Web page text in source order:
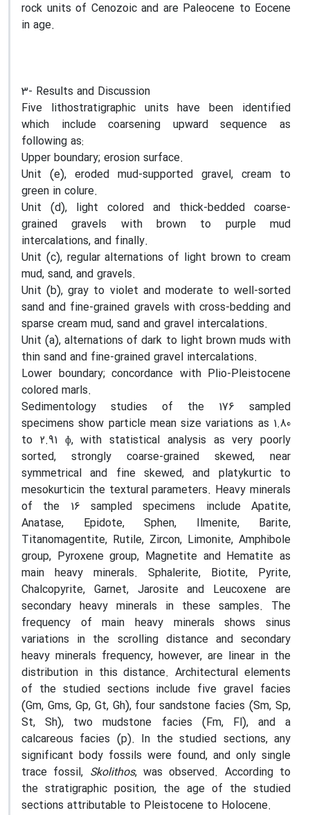
rock units of Cenozoic and are Paleocene to Eocene
in age.
3- Results and Discussion
Five lithostratigraphic units have been identified
which include coarsening upward sequence as
following as:
Upper boundary; erosion surface.
Unit (e), eroded mud-supported gravel, cream to
green in colure.
Unit (d), light colored and thick-bedded coarse-
grained gravels with brown to purple mud
intercalations, and finally.
Unit (c), regular alternations of light brown to cream
mud, sand, and gravels.
Unit (b), gray to violet and moderate to well-sorted
sand and fine-grained gravels with cross-bedding and
sparse cream mud, sand and gravel intercalations.
Unit (a), alternations of dark to light brown muds with
thin sand and fine-grained gravel intercalations.
Lower boundary; concordance with Plio-Pleistocene
colored marls.
Sedimentology studies of the 176 sampled
specimens show particle mean size variations as 1.80
to 2.91 ɸ, with statistical analysis as very poorly
sorted, strongly coarse-grained skewed, near
symmetrical and fine skewed, and platykurtic to
mesokurticin the textural parameters. Heavy minerals
of the 16 sampled specimens include Apatite,
Anatase, Epidote, Sphen, Ilmenite, Barite,
Titanomagentite, Rutile, Zircon, Limonite, Amphibole
group, Pyroxene group, Magnetite and Hematite as
main heavy minerals. Sphalerite, Biotite, Pyrite,
Chalcopyrite, Garnet, Jarosite and Leucoxene are
secondary heavy minerals in these samples. The
frequency of main heavy minerals shows sinus
variations in the scrolling distance and secondary
heavy minerals frequency, however, are linear in the
distribution in this distance. Architectural elements
of the studied sections include five gravel facies
(Gm, Gms, Gp, Gt, Gh), four sandstone facies (Sm, Sp,
St, Sh), two mudstone facies (Fm, Fl), and a
calcareous facies (p). In the studied sections, any
significant body fossils were found, and only single
trace fossil, Skolithos, was observed. According to
the stratigraphic position, the age of the studied
sections attributable to Pleistocene to Holocene.